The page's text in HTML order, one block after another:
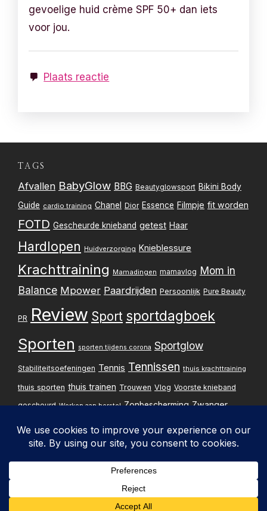
gevoelige huid crème SPF 50+ dan iets
voor jou.
Plaats reactie
TAGS
Afvallen BabyGlow BBG Beautyglowsport Bikini Body
Guide cardio training Chanel Dior Essence Filmpje fit worden
FOTD Gescheurde knieband getest Haar
Hardlopen Huidverzorging Knieblessure
Krachttraining Mamadingen mamavlog Mom in
Balance Mpower Paardrijden Persoonlijk Pure Beauty
PR Review Sport sportdagboek
Sporten sporten tijdens corona Sportglow
Stabiliteitsoefeningen Tennis Tennissen thuis krachttraining
thuis sporten thuis trainen Trouwen Vlog Voorste knieband
gescheurd Werken aan herstel Zonbescherming Zwanger
d
Pxperfect